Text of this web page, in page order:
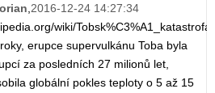
,2016-12-24 14:27:34
wiki/Tobsk%C3%A1_katastrofa
erupce supervulkánu Toba byla
za posledních 27 milionů let,
globální pokles teploty o 5 až 15